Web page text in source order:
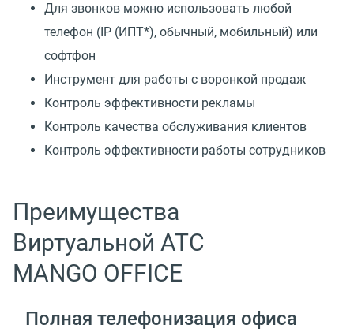
Для звонков можно использовать любой
телефон ( IP (ИПТ*), обычный, мобильный) или
софтфон
Инструмент для работы с воронкой продаж
Контроль эффективности рекламы
Контроль качества обслуживания клиентов
Контроль эффективности работы сотрудников
Преимущества
Виртуальной АТС
MANGO OFFICE
Полная телефонизация офиса